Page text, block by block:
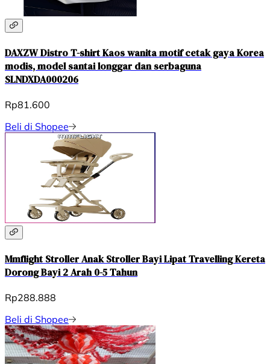
DAXZW Distro T-shirt Kaos wanita motif cetak gaya Korea
modis, model santai longgar dan serbaguna
SLNDXDA000206
Rp81.600
Beli di Shopee
Mmflight Stroller Anak Stroller Bayi Lipat Travelling Kereta
Dorong Bayi 2 Arah 0-5 Tahun
Rp288.888
Beli di Shopee